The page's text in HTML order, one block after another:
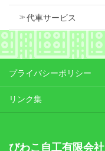
代車サービス
プライバシーポリシー
リンク集
びわこ自工有限会社